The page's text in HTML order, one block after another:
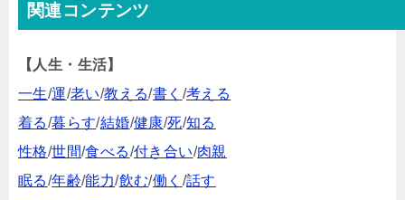
関連コンテンツ
【人生・生活】
一生/運/老い/教える/書く /考える
着る/暮らす/結婚/健康/死/知る
性格/世間/食べる/付き合い/肉親
眠る/年齢/能力/飲む/働く /話す